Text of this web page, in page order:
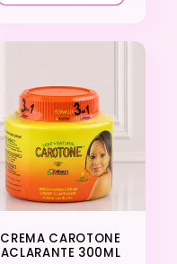
CREMA CAROTONE
ACLARANTE 300ML